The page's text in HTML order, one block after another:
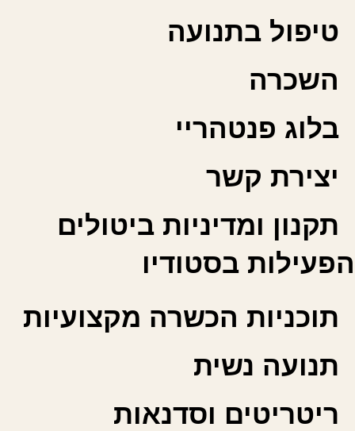
טיפול בתנועה
השכרה
בלוג פנטהריי
יצירת קשר
תקנון ומדיניות ביטולים
הפעילות בסטודיו
תוכניות הכשרה מקצועיות
תנועה נשית
ריטריטים וסדנאות